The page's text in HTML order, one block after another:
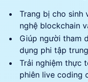
Trang bị cho sinh
nghệ blockchain
Giúp người tham
dụng phi tập
Trải nghiệm thực
phiên live coding